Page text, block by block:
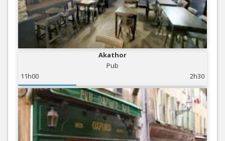
Akathor
Pub
11h00
2h30